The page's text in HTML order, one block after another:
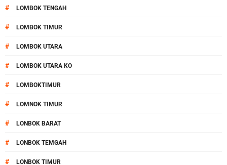
# LOMBOK TENGAH
# LOMBOK TIMUR
# LOMBOK UTARA
# LOMBOK UTARA KO
# LOMBOKTIMUR
# LOMNOK TIMUR
# LONBOK BARAT
# LONBOK TEMGAH
# LONBOK TIMUR